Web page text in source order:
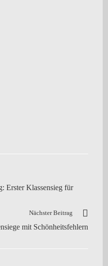
Erster Klassensieg für
Nächster Beitrag
mit Schönheitsfehlern